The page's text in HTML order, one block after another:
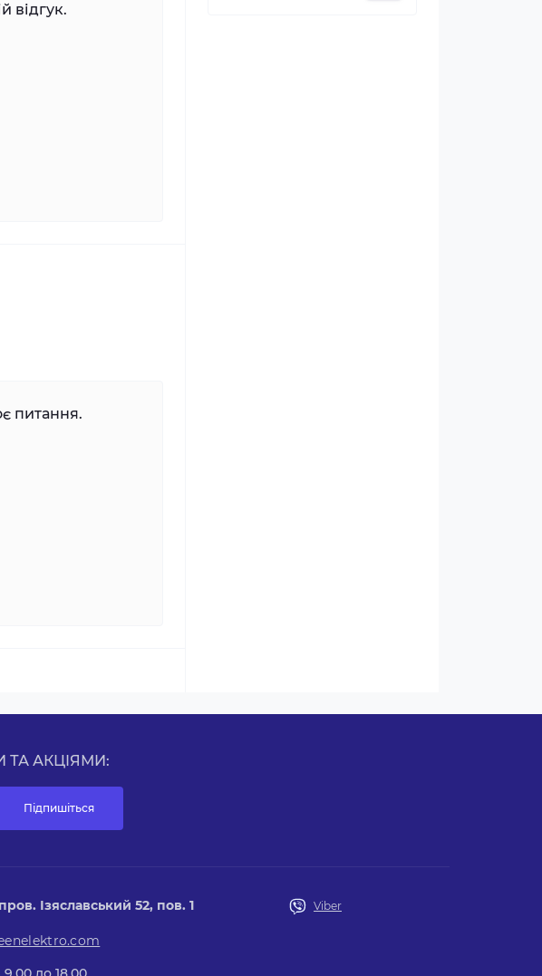
відгук.
питання.
ТА АКЦІЯМИ:
Підпишіться
Ізяславський 52, пов. 1 Viber